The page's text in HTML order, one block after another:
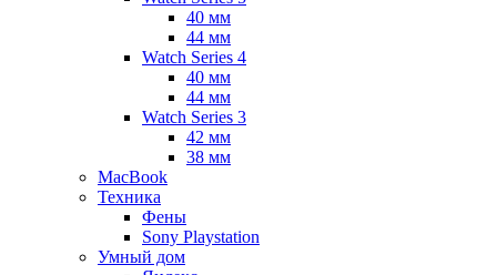
40 мм
44 мм
Watch Series 4
40 мм
44 мм
Watch Series 3
42 мм
38 мм
MacBook
Техника
Фены
Sony Playstation
Умный дом